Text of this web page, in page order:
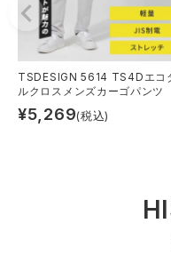
TSDESIGN 5614 TS4Dエコ
ルクロスメンズカーゴパンツ
¥5,269(税込)